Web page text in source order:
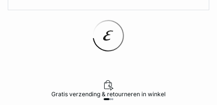
Gratis verzending & retourneren in winkel